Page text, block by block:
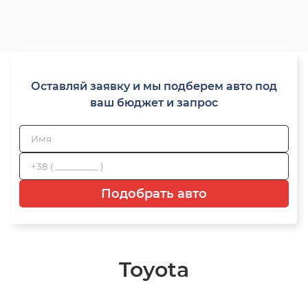
Оставляй заявку и мы подберем авто под
ваш бюджет и запрос
Подобрать авто
Toyota